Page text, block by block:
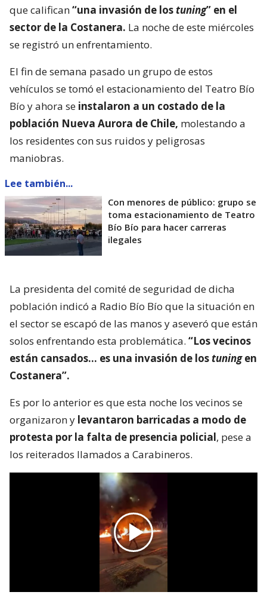
que califican“una invasión de los tuning” en el
sector de la Costanera. La noche de este miércoles
se registró un enfrentamiento.
El fin de semana pasado un grupo de estos
vehículos se tomó el estacionamiento del Teatro Bío
Bío y ahora se instalaron a un costado de la
población Nueva Aurora de Chile, molestando a
los residentes con sus ruidos y peligrosas
maniobras.
Lee también...
Con menores de público: grupo se
toma estacionamiento de Teatro
Bío Bío para hacer carreras
ilegales
La presidenta del comité de seguridad de dicha
población indicó a Radio Bío Bío que la situación en
el sector se escapó de las manos y aseveró que están
solos enfrentando esta problemática. “Los vecinos
están cansados… es una invasión de los tuningen
Costanera”.
Es por lo anterior es que esta noche los vecinos se
organizaron y levantaron barricadas a modo de
protesta por la falta de presencia policial, pese a
los reiterados llamados a Carabineros.